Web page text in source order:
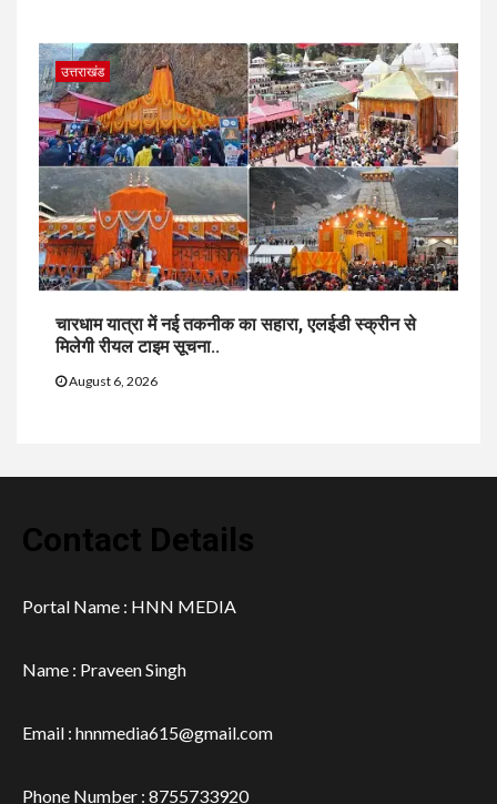
उत्तराखंड
चारधाम यात्रा में नई तकनीक का सहारा, एलईडी स्क्रीन से
मिलेगी रीयल टाइम सूचना..
August 6, 2026
Contact Details
Portal Name : HNN MEDIA
Name : Praveen Singh
Email : hnnmedia615@gmail.com
Phone Number : 8755733920